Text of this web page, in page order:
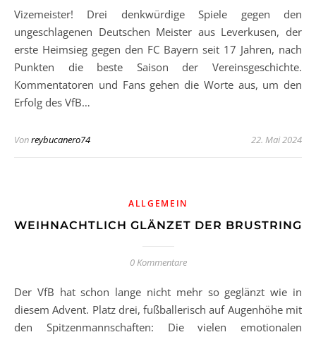
Vizemeister! Drei denkwürdige Spiele gegen den
ungeschlagenen Deutschen Meister aus Leverkusen, der
erste Heimsieg gegen den FC Bayern seit 17 Jahren, nach
Punkten die beste Saison der Vereinsgeschichte.
Kommentatoren und Fans gehen die Worte aus, um den
Erfolg des VfB…
Vonreybucanero74 22. Mai 2024
ALLGEMEIN
WEIHNACHTLICH GLÄNZET DER BRUSTRING
0 Kommentare
Der VfB hat schon lange nicht mehr so geglänzt wie in
diesem Advent. Platz drei, fußballerisch auf Augenhöhe mit
den Spitzenmannschaften: Die vielen emotionalen